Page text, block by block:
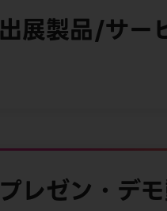
出展製品/サー
プレゼン・デ